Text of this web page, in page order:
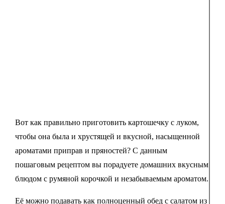
Вот как правильно приготовить картошечку с луком,
чтобы она была и хрустящей и вкусной, насыщенной
ароматами приправ и пряностей? С данным
пошаговым рецептом вы порадуете домашних вкусным
блюдом с румяной корочкой и незабываемым ароматом.
Её можно подавать как полноценный обед с салатом из